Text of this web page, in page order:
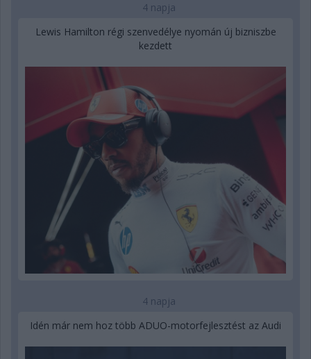
4 napja
Lewis Hamilton régi szenvedélye nyomán új bizniszbe
kezdett
4 napja
Idén már nem hoz több ADUO-motorfejlesztést az Audi